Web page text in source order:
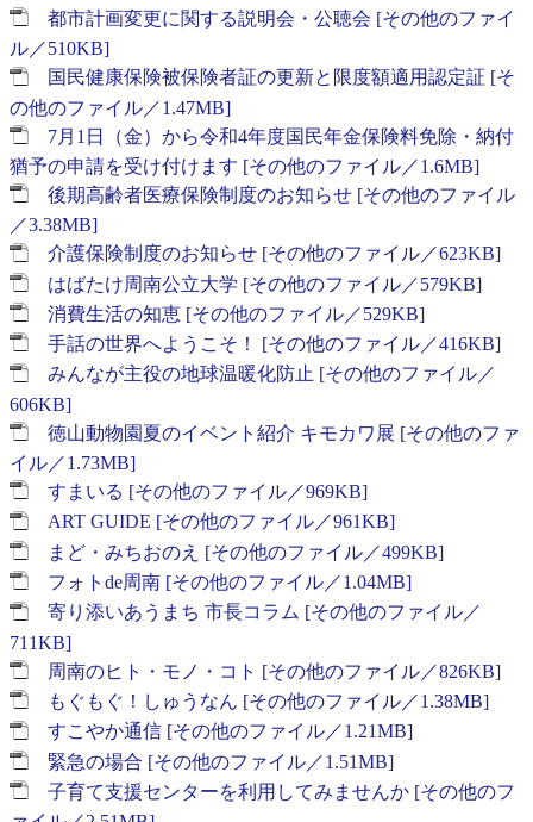
都市計画変更に関する説明会・公聴会 [その他のファイ
ル／510KB]
国民健康保険被保険者証の更新と限度額適用認定証 [そ
の他のファイル／1.47MB]
7月1日（金）から令和4年度国民年金保険料免除・納付
猶予の申請を受け付けます [その他のファイル／1.6MB]
後期高齢者医療保険制度のお知らせ [その他のファイル
／3.38MB]
介護保険制度のお知らせ [その他のファイル／623KB]
はばたけ周南公立大学 [その他のファイル／579KB]
消費生活の知恵 [その他のファイル／529KB]
手話の世界へようこそ！ [その他のファイル／416KB]
みんなが主役の地球温暖化防止 [その他のファイル／
606KB]
徳山動物園夏のイベント紹介 キモカワ展 [その他のファ
イル／1.73MB]
すまいる [その他のファイル／969KB]
ART GUIDE [その他のファイル／961KB]
まど・みちおのえ [その他のファイル／499KB]
フォトde周南 [その他のファイル／1.04MB]
寄り添いあうまち 市長コラム [その他のファイル／
711KB]
周南のヒト・モノ・コト [その他のファイル／826KB]
もぐもぐ！しゅうなん [その他のファイル／1.38MB]
すこやか通信 [その他のファイル／1.21MB]
緊急の場合 [その他のファイル／1.51MB]
子育て支援センターを利用してみませんか [その他のフ